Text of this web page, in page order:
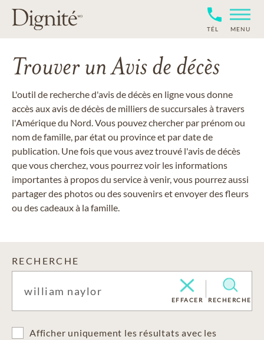
TÉL MENU
Trouver un Avis de décès
L'outil de recherche d'avis de décès en ligne vous donne
accès aux avis de décès de milliers de succursales à travers
l'Amérique du Nord. Vous pouvez chercher par prénom ou
nom de famille, par état ou province et par date de
publication. Une fois que vous avez trouvé l'avis de décès
que vous cherchez, vous pourrez voir les informations
importantes à propos du service à venir, vous pourrez aussi
partager des photos ou des souvenirs et envoyer des fleurs
ou des cadeaux à la famille.
RECHERCHE
EFFACER RECHERCHE
Afficher uniquement les résultats avec les